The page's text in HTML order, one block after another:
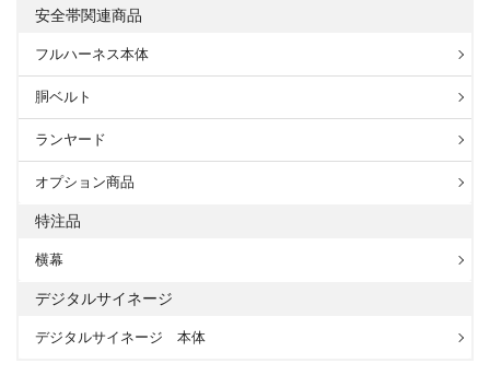
安全帯関連商品
フルハーネス本体
胴ベルト
ランヤード
オプション商品
特注品
横幕
デジタルサイネージ
デジタルサイネージ 本体